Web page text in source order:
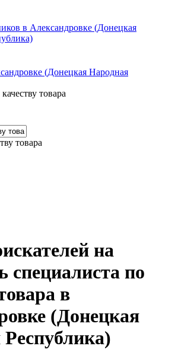
в Александровке (Донецкая
(Донецкая Народная
товара
товара
на
специалиста по
в
(Донецкая